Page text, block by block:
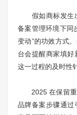
假如商标发生出
备案管理环境下同
变动”的功效方式
台会提醒商家填好
这一过程的及时性
2025 在保留重
品牌备案步骤通过